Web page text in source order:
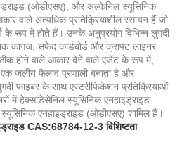
(ओडीएसए), और अल्केनिल स्यूसिनिक
वाले अत्यधिक प्रतिक्रियाशील रसायन हैं जो
के रूप में होते हैं। उनके अनुप्रयोग विभिन्न लुगदी
कागज, सफेद कार्डबोर्ड और क्राफ्ट लाइनर
होने वाले आकार देने वाले एजेंट के रूप में,
जलीय फैलाव प्रणाली बनाता है और
फाइबर के साथ एस्टरीफिकेशन प्रतिक्रियाओं
में हेक्साडेसेनिल स्यूसिनिक एनहाइड्राइड
एनहाइड्राइड (ओडीएसए) शामिल हैं।
CAS:68784-12-3 विशिष्टता